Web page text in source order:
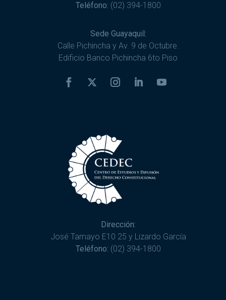
Teléfono: (02) 394-1800
Sede Guayaquil:
Calle Pichincha y Av. 9 de Octubre.
Edificio Banco Pichincha 6to Piso
Dirección:
José Tamayo E10 25 y Lizardo García
Teléfono: (02) 394-1800